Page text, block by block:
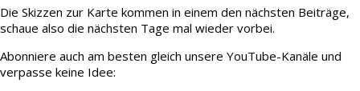
Die Skizzen zur Karte kommen in einem den nächsten Beiträge,
schaue also die nächsten Tage mal wieder vorbei.
Abonniere auch am besten gleich unsere YouTube-Kanäle und
verpasse keine Idee: